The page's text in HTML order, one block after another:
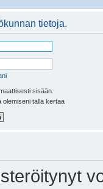
tietoja.
sisään.
olemiseni tällä kertaa